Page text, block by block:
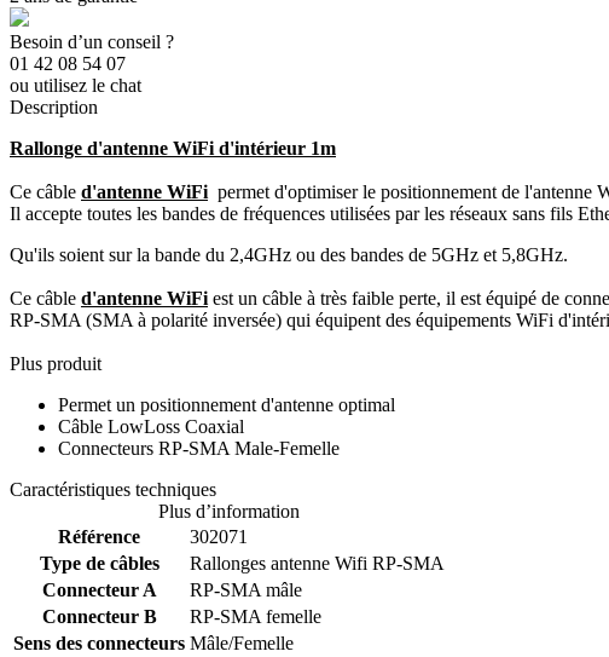
Besoin d’un conseil ?
01 42 08 54 07
ou utilisez le chat
Description
Rallonge d'antenne WiFi d'intérieur 1m
Ce câble d'antenne WiFi permet d'optimiser le positionnement de l'antenne
Il accepte toutes les bandes de fréquences utilisées par les réseaux sans fils
Qu'ils soient sur la bande du 2,4GHz ou des bandes de 5GHz et 5,8GHz.
Ce câble d'antenne WiFi est un câble à très faible perte, il est équipé de
RP-SMA (SMA à polarité inversée) qui équipent des équipements WiFi
Plus produit
Permet un positionnement d'antenne optimal
Câble LowLoss Coaxial
Connecteurs RP-SMA Male-Femelle
Caractéristiques techniques
Plus d’information
Référence
302071
Type de câbles
Rallonges antenne Wifi RP-SMA
Connecteur A
RP-SMA mâle
Connecteur B
RP-SMA femelle
Sens des connecteurs Mâle/Femelle